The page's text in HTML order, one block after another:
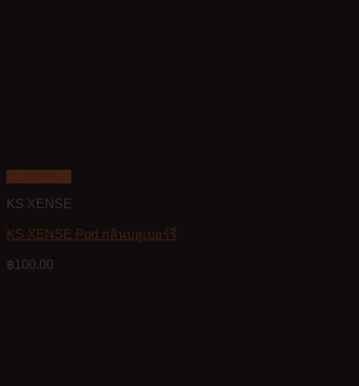
KS XENSE
KS XENSE Pod กลิ่นบลูเบอร์รี่
฿100.00